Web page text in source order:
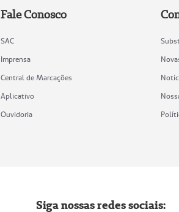
Fale Conosco
SAC
Imprensa
Central de Marcações
Aplicativo
Ouvidoria
Siga nossas redes sociais: